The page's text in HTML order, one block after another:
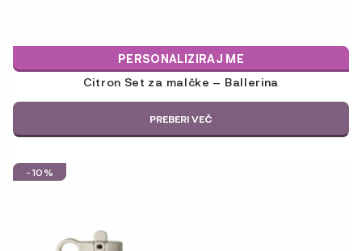
PERSONALIZIRAJ ME
Citron Set za malčke – Ballerina
PREBERI VEČ
-10%